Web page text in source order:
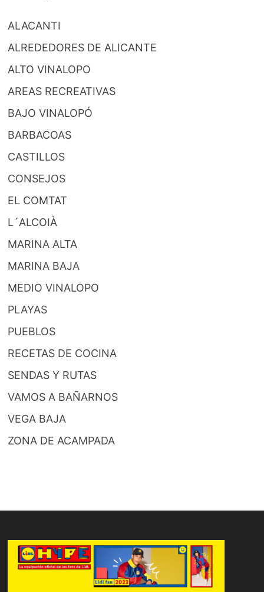
ALACANTI
ALREDEDORES DE ALICANTE
ALTO VINALOPO
AREAS RECREATIVAS
BAJO VINALOPÓ
BARBACOAS
CASTILLOS
CONSEJOS
EL COMTAT
L´ALCOIÀ
MARINA ALTA
MARINA BAJA
MEDIO VINALOPO
PLAYAS
PUEBLOS
RECETAS DE COCINA
SENDAS Y RUTAS
VAMOS A BAÑARNOS
VEGA BAJA
ZONA DE ACAMPADA